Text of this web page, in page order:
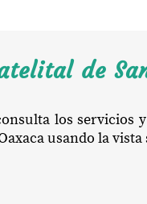
de
los servicios
usando la